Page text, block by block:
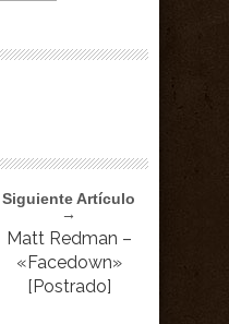
Siguiente Artículo
→
Matt Redman –
«Facedown»
[Postrado]